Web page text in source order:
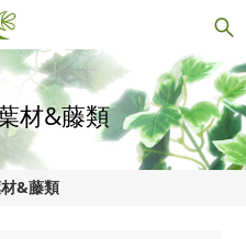
材&藤類
&藤類